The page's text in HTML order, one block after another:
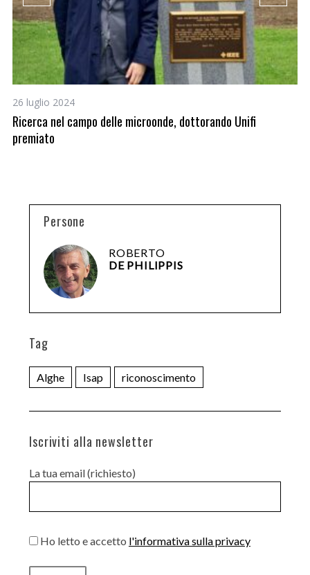
26 luglio 2024
Ricerca nel campo delle microonde, dottorando Unifi
premiato
Persone
ROBERTO
DE PHILIPPIS
Tag
Alghe Isap riconoscimento
Iscriviti alla newsletter
La tua email (richiesto)
Ho letto e accetto l'informativa sulla privacy